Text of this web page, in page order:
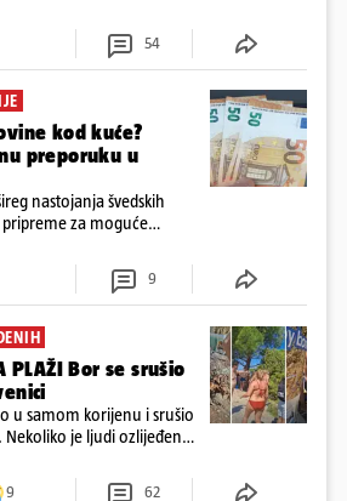
zatvor
54
kod kuće?
preporuku u
nastojanja švedskih
za moguće
9
PLAŽI Bor se srušio
u samom korijenu i srušio
Nekoliko je ljudi ozlijeđeno,
9 62